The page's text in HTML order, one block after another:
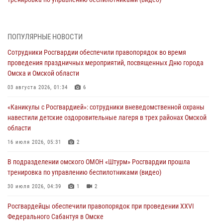
Росгвардия обеспечила безопасность уникального передвижного
29 июля 2026, 01:49
Росгвардейцы приняли участие в крестном ходе в День крещения
Руси в Омске
При содействии спецназа Росгвардии пресечены нарушения
миграционного законодательства в Омске (видео)
27 июля 2026, 07:54
Росгвардия обеспечила правопорядок на концерте группы IOWA в
Омске
27 июля 2026, 01:42
ПОПУЛЯРНЫЕ НОВОСТИ
Сотрудники Росгвардии обеспечили правопорядок во время
проведения праздничных мероприятий, посвященных Дню города
Омска и Омской области
03 августа 2026, 01:34 6
«Каникулы с Росгвардией»: сотрудники вневедомственной охраны
навестили детские оздоровительные лагеря в трех районах Омской
области
16 июля 2026, 05:31 2
В подразделении омского ОМОН «Штурм» Росгвардии прошла
тренировка по управлению беспилотниками (видео)
30 июля 2026, 04:39 1 2
Росгвардейцы обеcпечили правопорядок при проведении XXVI
Федерального Сабантуя в Омске